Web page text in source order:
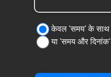
केवल 'समय' के साथ
या 'समय और दिनांक'